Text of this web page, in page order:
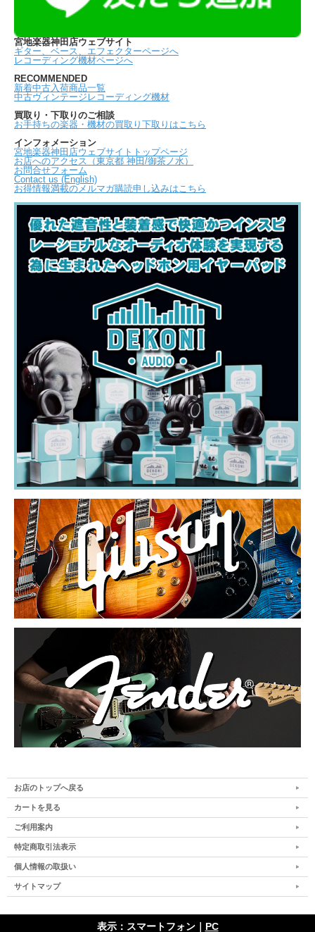
宮地楽器神田店ウェブサイト
ギター、ベース、エフェクターページへ
レコーディング機材ページへ
RECOMMENDED
新着中古入荷商品一覧
中古ヴィンテージレコーディング機材
買取り・下取りのご相談
お手持ちの楽器・機材の買取り下取りはこちら
インフォメーション
宮地楽器神田店ウェブサイトトップページ
お店へのアクセス（東京都 神田/御茶ノ水）
お問合せフォーム
Contact us (English)
お得情報満載のメルマガ購読申し込みはこちら
お店のトップへ戻る
カートを見る
ご利用案内
特定商取引法表示
個人情報の取扱い
サイトマップ
表示：スマートフォン｜ PC